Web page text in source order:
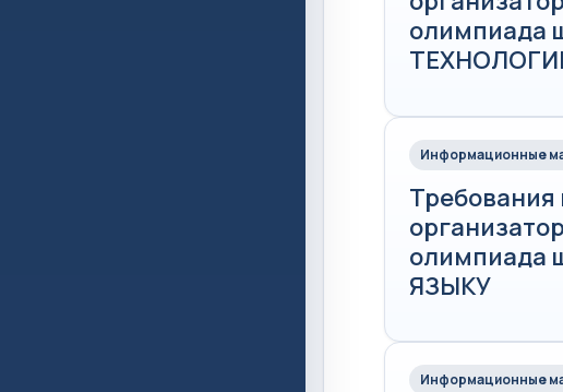
олимпиада
Информационные
олимпиада
ЯЗЫКУ
Информационные